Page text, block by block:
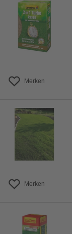
Merken
Merken